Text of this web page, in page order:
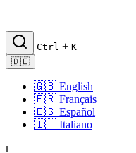
Ctrl + K
🇩🇪
🇬🇧 English
🇫🇷 Français
🇪🇸 Español
🇮🇹 Italiano
L